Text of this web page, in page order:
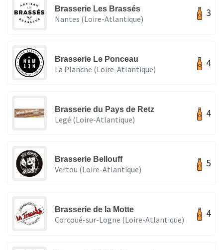
Brasserie Les Brassés
Nantes (Loire-Atlantique)
3
Brasserie Le Ponceau
La Planche (Loire-Atlantique)
4
Brasserie du Pays de Retz
Legé (Loire-Atlantique)
4
Brasserie Bellouff
Vertou (Loire-Atlantique)
5
Brasserie de la Motte
Corcoué-sur-Logne (Loire-Atlantique)
4